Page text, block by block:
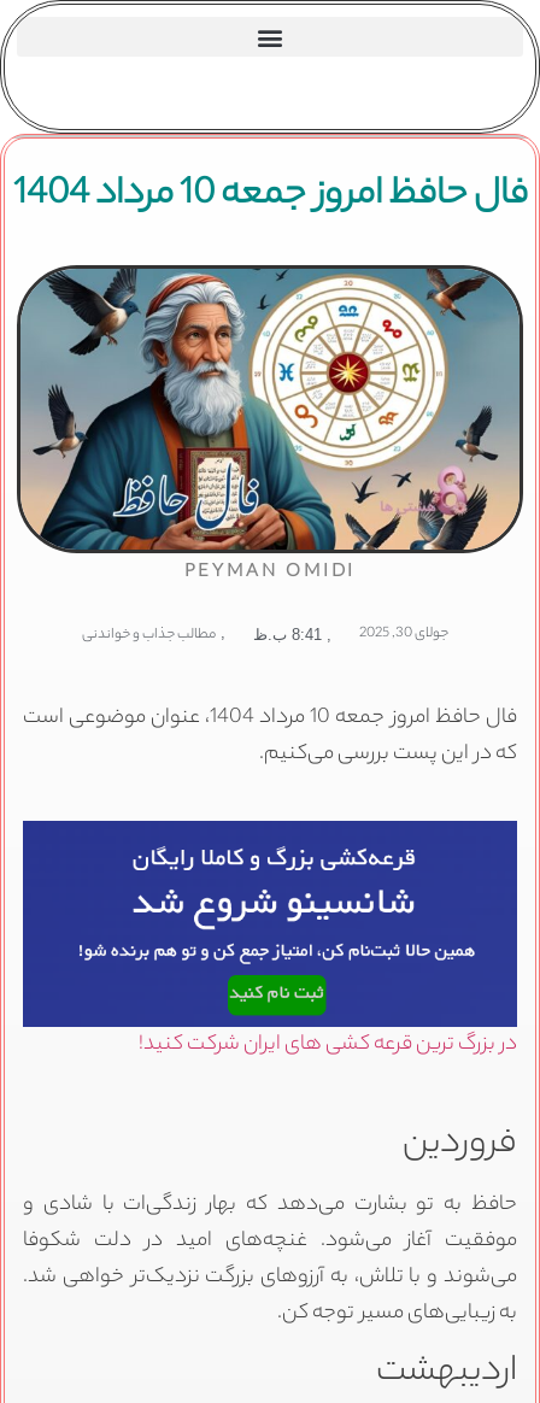
فال حافظ امروز جمعه 10 مرداد 1404
PEYMAN OMIDI
جولای 30, 2025 8:41 ب.ظ , مطالب جذاب و خواندنی
فال حافظ امروز جمعه 10 مرداد 1404، عنوان موضوعی است
که در این پست بررسی می‌کنیم.
در بزرگ ترین قرعه کشی های ایران شرکت کنید!
فروردین
حافظ به تو بشارت می‌دهد که بهار زندگی‌ات با شادی و
موفقیت آغاز می‌شود. غنچه‌های امید در دلت شکوفا
می‌شوند و با تلاش، به آرزوهای بزرگت نزدیک‌تر خواهی شد.
به زیبایی‌های مسیر توجه کن.
اردیبهشت